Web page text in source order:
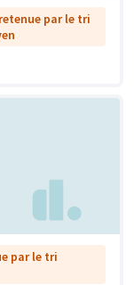
par le tri
par le tri